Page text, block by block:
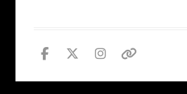
facebook
twitter
instagram
個